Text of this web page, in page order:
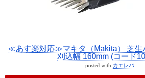
≪あす楽対応≫マキタ（Makita） 芝生
刈込幅 160mm (コード
posted with カエレバ